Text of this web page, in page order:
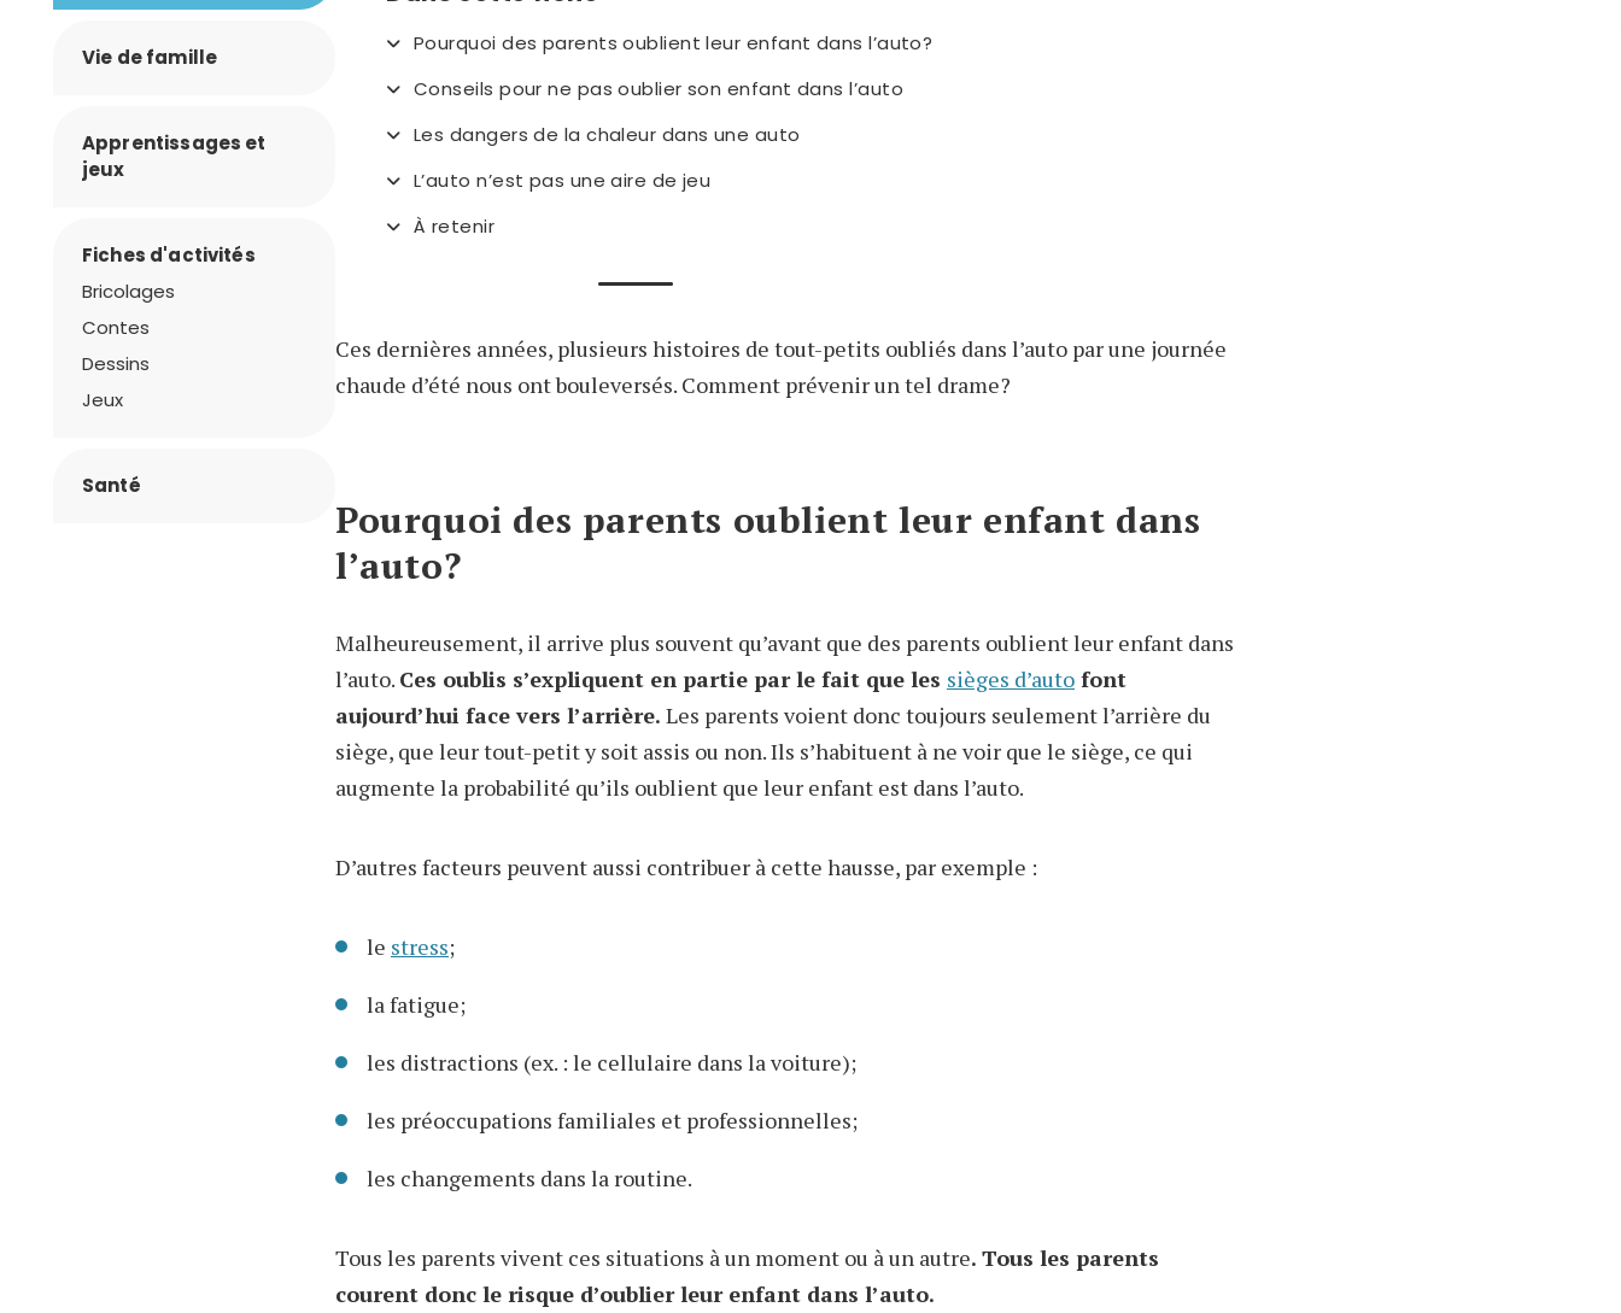
Pourquoi des parents oublient leur enfant dans l’auto?
Conseils pour ne pas oublier son enfant dans l’auto
Les dangers de la chaleur dans une auto
L’auto n’est pas une aire de jeu
À retenir
Ces dernières années, plusieurs histoires de tout-petits oubliés dans l’auto par une journée
chaude d’été nous ont bouleversés. Comment prévenir un tel drame?
Pourquoi des parents oublient leur enfant dans
l’auto?
Malheureusement, il arrive plus souvent qu’avant que des parents oublient leur enfant dans
l’auto. Ces oublis s’expliquent en partie par le fait que les sièges d’auto font
aujourd’hui face vers l’arrière. Les parents voient donc toujours seulement l’arrière du
siège, que leur tout-petit y soit assis ou non. Ils s’habituent à ne voir que le siège, ce qui
augmente la probabilité qu’ils oublient que leur enfant est dans l’auto.
D’autres facteurs peuvent aussi contribuer à cette hausse, par exemple :
le stress;
la fatigue;
les distractions (ex. : le cellulaire dans la voiture);
les préoccupations familiales et professionnelles;
les changements dans la routine.
Tous les parents vivent ces situations à un moment ou à un autre. Tous les parents
courent donc le risque d’oublier leur enfant dans l’auto.
Vie de famille
Apprentissages et
jeux
Fiches d'activités
Bricolages
Contes
Dessins
Jeux
Santé